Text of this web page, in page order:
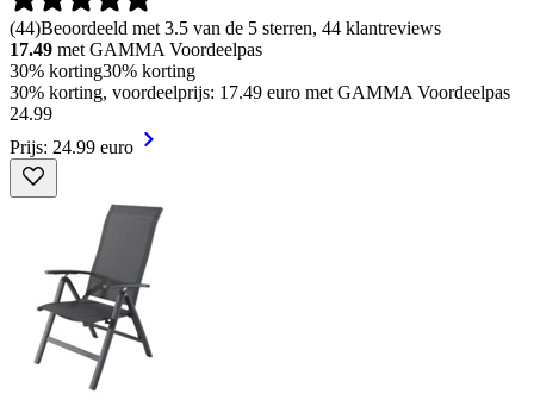
(44)Beoordeeld met 3.5 van de 5 sterren, 44 klantreviews
17.49 met GAMMA Voordeelpas
30% korting30% korting
30% korting, voordeelprijs: 17.49 euro met GAMMA Voordeelpas
24.99
Prijs: 24.99 euro